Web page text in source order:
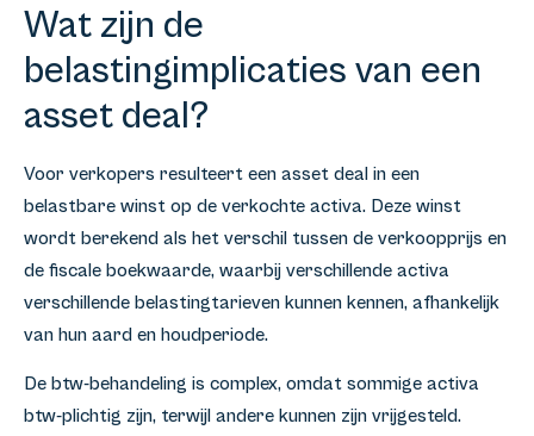
Wat zijn de
belastingimplicaties van een
asset deal?
Voor verkopers resulteert een asset deal in een
belastbare winst op de verkochte activa. Deze winst
wordt berekend als het verschil tussen de verkoopprijs en
de fiscale boekwaarde, waarbij verschillende activa
verschillende belastingtarieven kunnen kennen, afhankelijk
van hun aard en houdperiode.
De btw-behandeling is complex, omdat sommige activa
btw-plichtig zijn, terwijl andere kunnen zijn vrijgesteld.